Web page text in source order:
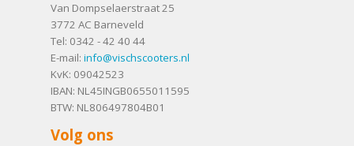
Van Dompselaerstraat 25
3772 AC Barneveld
Tel: 0342 - 42 40 44
E-mail: info@vischscooters.nl
KvK: 09042523
IBAN: NL45INGB0655011595
BTW: NL806497804B01
Volg ons